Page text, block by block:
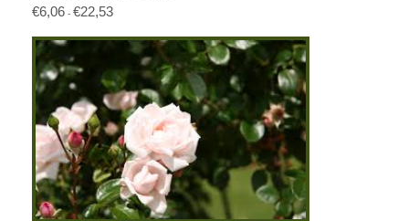
€6,06 - €22,53Prijsklasse:
€22,53